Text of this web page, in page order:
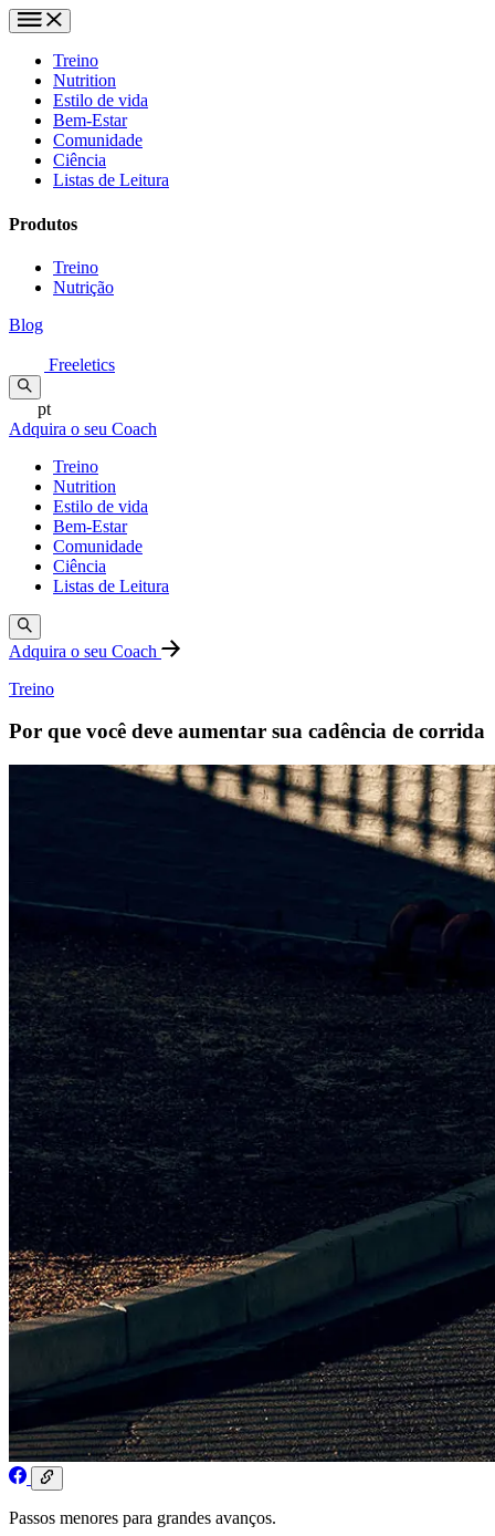
Treino
Nutrition
Estilo de vida
Bem-Estar
Comunidade
Ciência
Listas de Leitura
Produtos
Treino
Nutrição
Blog
Freeletics
pt
Adquira o seu Coach
Treino
Nutrition
Estilo de vida
Bem-Estar
Comunidade
Ciência
Listas de Leitura
Adquira o seu Coach
Treino
Por que você deve aumentar sua cadência de corrida
Passos menores para grandes avanços.